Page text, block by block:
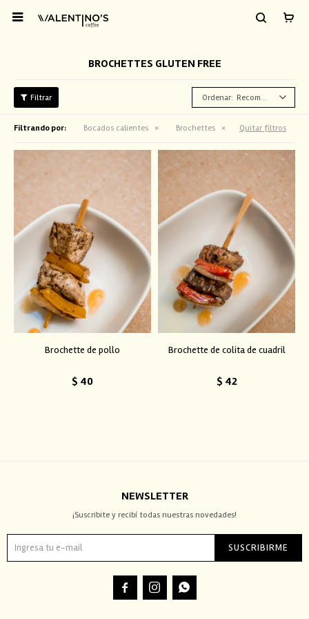

BROCHETTES GLUTEN FREE
Recomendados
Filtrando por: Bocados calientes Brochettes Quitar filtros
Brochette de pollo
$ 40
Brochette de colita de cuadril
$ 42
NEWSLETTER
¡Suscribite y recibí todas nuestras novedades!
SUSCRIBIRME
  